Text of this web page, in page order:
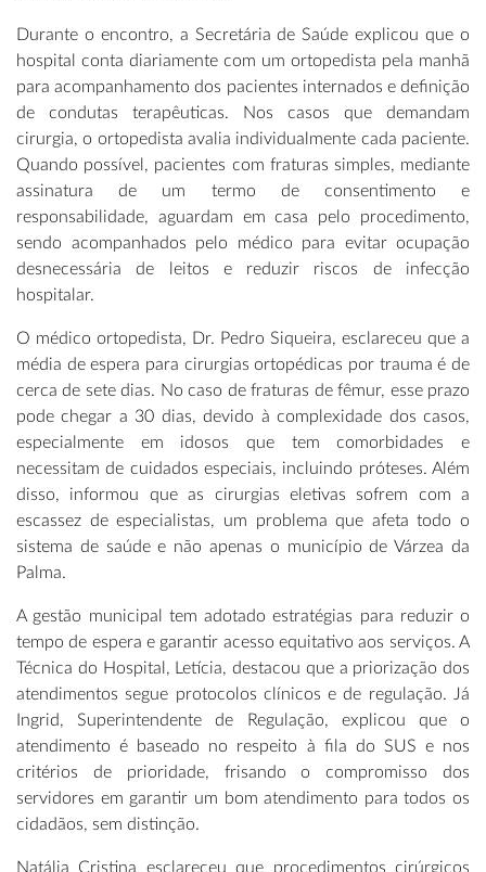
Durante o encontro, a Secretária de Saúde explicou que o
hospital conta diariamente com um ortopedista pela manhã
para acompanhamento dos pacientes internados e definição
de condutas terapêuticas. Nos casos que demandam
cirurgia, o ortopedista avalia individualmente cada paciente.
Quando possível, pacientes com fraturas simples, mediante
assinatura de um termo de consentimento e
responsabilidade, aguardam em casa pelo procedimento,
sendo acompanhados pelo médico para evitar ocupação
desnecessária de leitos e reduzir riscos de infecção
hospitalar.
O médico ortopedista, Dr. Pedro Siqueira, esclareceu que a
média de espera para cirurgias ortopédicas por trauma é de
cerca de sete dias. No caso de fraturas de fêmur, esse prazo
pode chegar a 30 dias, devido à complexidade dos casos,
especialmente em idosos que tem comorbidades e
necessitam de cuidados especiais, incluindo próteses. Além
disso, informou que as cirurgias eletivas sofrem com a
escassez de especialistas, um problema que afeta todo o
sistema de saúde e não apenas o município de Várzea da
Palma.
A gestão municipal tem adotado estratégias para reduzir o
tempo de espera e garantir acesso equitativo aos serviços. A
Técnica do Hospital, Letícia, destacou que a priorização dos
atendimentos segue protocolos clínicos e de regulação. Já
Ingrid, Superintendente de Regulação, explicou que o
atendimento é baseado no respeito à fila do SUS e nos
critérios de prioridade, frisando o compromisso dos
servidores em garantir um bom atendimento para todos os
cidadãos, sem distinção.
Natália Cristina esclareceu que procedimentos cirúrgicos